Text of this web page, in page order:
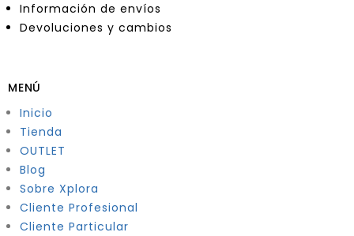
Información de envíos
Devoluciones y cambios
MENÚ
Inicio
Tienda
OUTLET
Blog
Sobre Xplora
Cliente Profesional
Cliente Particular